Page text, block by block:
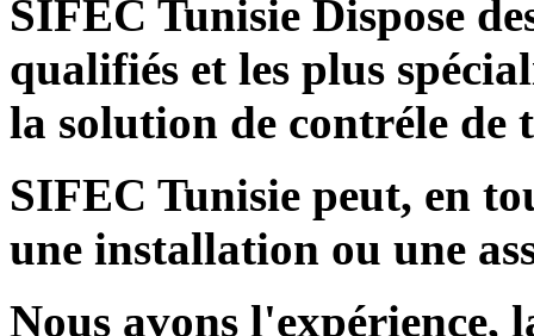
SIFEC Tunisie Dispose
qualifiés et les plus
la solution de contréle de
SIFEC Tunisie peut, en
une installation ou une
Nous avons l'expérience,